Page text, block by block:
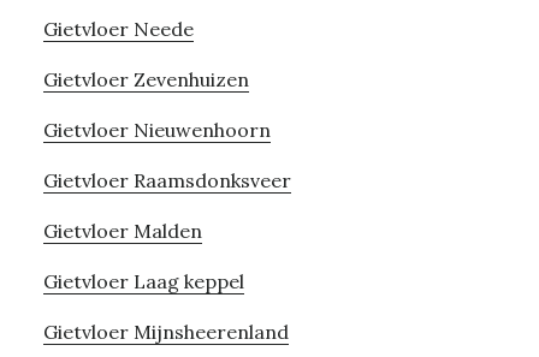
Gietvloer Neede
Gietvloer Zevenhuizen
Gietvloer Nieuwenhoorn
Gietvloer Raamsdonksveer
Gietvloer Malden
Gietvloer Laag keppel
Gietvloer Mijnsheerenland